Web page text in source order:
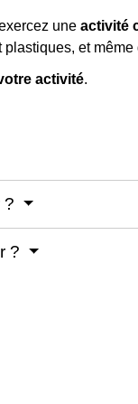
une activité
et
activité.
?
?